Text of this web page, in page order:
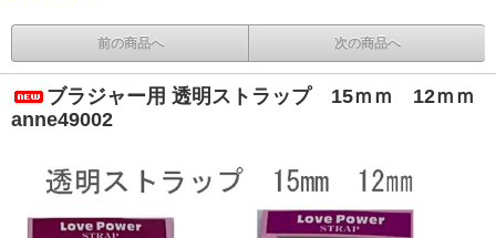
前の商品へ 次の商品へ
ブラジャー用 透明ストラップ 15ｍｍ 12ｍｍ
anne49002